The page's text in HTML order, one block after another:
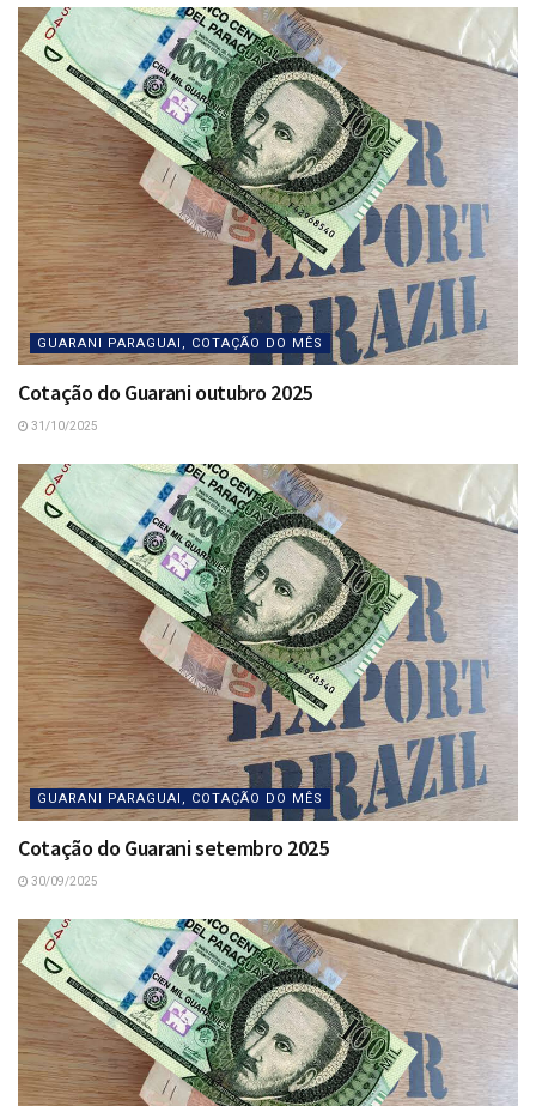
GUARANI PARAGUAI, COTAÇÃO DO MÊS
Cotação do Guarani outubro 2025
31/10/2025
GUARANI PARAGUAI, COTAÇÃO DO MÊS
Cotação do Guarani setembro 2025
30/09/2025